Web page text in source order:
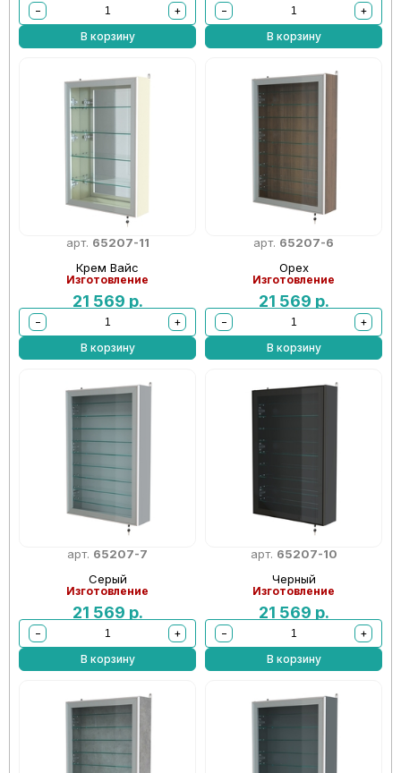
−
+
В корзину
−
+
В корзину
арт. 65207-11
Крем Вайс
Изготовление
21 569 р.
−
+
В корзину
арт. 65207-6
Орех
Изготовление
21 569 р.
−
+
В корзину
арт. 65207-7
Серый
Изготовление
21 569 р.
−
+
В корзину
арт. 65207-10
Черный
Изготовление
21 569 р.
−
+
В корзину